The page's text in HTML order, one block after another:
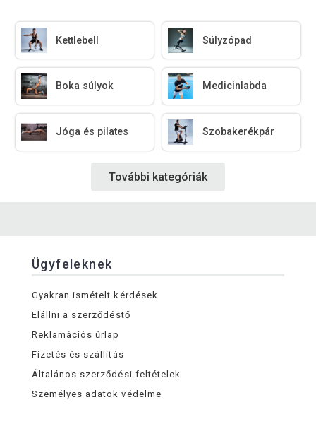
Kettlebell Súlyzópad
Boka súlyok Medicinlabda
Jóga és pilates Szobakerékpár
További kategóriák
Ügyfeleknek
Gyakran ismételt kérdések
Elállni a szerződéstő
Reklamációs űrlap
Fizetés és szállítás
Általános szerződési feltételek
Személyes adatok védelme